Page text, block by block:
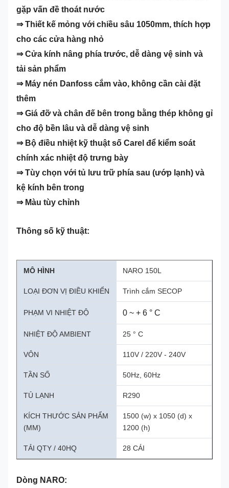
gặp vấn đề thoát nước
⇒ Thiết kế mỏng với chiều sâu 1050mm, thích hợp
cho các cửa hàng nhỏ
⇒ Cửa kính nâng phía trước, dễ dàng vệ sinh và
tải sản phẩm
⇒ Máy nén Danfoss cắm vào, không cần cài đặt
thêm
⇒ Giá đỡ và chân đế bên trong bằng thép không gỉ
cho độ bền lâu và dễ dàng vệ sinh
⇒ Bộ điều nhiệt kỹ thuật số Carel để kiểm soát
chính xác nhiệt độ trưng bày
⇒ Tùy chọn với tủ lưu trữ phía sau (ướp lạnh) và
kệ kính bên trong
⇒ Màu tùy chỉnh
Thông số kỹ thuật:
MÔ HÌNH NARO 150L
LOẠI ĐƠN VỊ ĐIỀU KHIỂN Trình cắm SECOP
PHẠM VI NHIỆT ĐỘ 0 ~ + 6 ° C
NHIỆT ĐỘ AMBIENT 25 ° C
VÔN 110V / 220V - 240V
TẦN SỐ 50Hz, 60Hz
TỦ LẠNH R290
KÍCH THƯỚC SẢN PHẨM
(MM)
1500 (w) x 1050 (d) x
1200 (h)
TẢI QTY / 40HQ 28 CÁI
Dòng NARO: